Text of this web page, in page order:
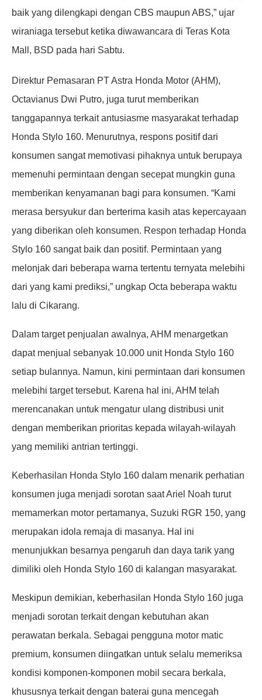
baik yang dilengkapi dengan CBS maupun ABS,” ujar
wiraniaga tersebut ketika diwawancara di Teras Kota
Mall, BSD pada hari Sabtu.
Direktur Pemasaran PT Astra Honda Motor (AHM),
Octavianus Dwi Putro, juga turut memberikan
tanggapannya terkait antusiasme masyarakat terhadap
Honda Stylo 160. Menurutnya, respons positif dari
konsumen sangat memotivasi pihaknya untuk berupaya
memenuhi permintaan dengan secepat mungkin guna
memberikan kenyamanan bagi para konsumen. “Kami
merasa bersyukur dan berterima kasih atas kepercayaan
yang diberikan oleh konsumen. Respon terhadap Honda
Stylo 160 sangat baik dan positif. Permintaan yang
melonjak dari beberapa warna tertentu ternyata melebihi
dari yang kami prediksi,” ungkap Octa beberapa waktu
lalu di Cikarang.
Dalam target penjualan awalnya, AHM menargetkan
dapat menjual sebanyak 10.000 unit Honda Stylo 160
setiap bulannya. Namun, kini permintaan dari konsumen
melebihi target tersebut. Karena hal ini, AHM telah
merencanakan untuk mengatur ulang distribusi unit
dengan memberikan prioritas kepada wilayah-wilayah
yang memiliki antrian tertinggi.
Keberhasilan Honda Stylo 160 dalam menarik perhatian
konsumen juga menjadi sorotan saat Ariel Noah turut
memamerkan motor pertamanya, Suzuki RGR 150, yang
merupakan idola remaja di masanya. Hal ini
menunjukkan besarnya pengaruh dan daya tarik yang
dimiliki oleh Honda Stylo 160 di kalangan masyarakat.
Meskipun demikian, keberhasilan Honda Stylo 160 juga
menjadi sorotan terkait dengan kebutuhan akan
perawatan berkala. Sebagai pengguna motor matic
premium, konsumen diingatkan untuk selalu memeriksa
kondisi komponen-komponen mobil secara berkala,
khususnya terkait dengan baterai guna mencegah